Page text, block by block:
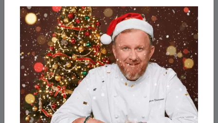
1 сезон 8 серия
В этом выпуске «Молодым ножам» предстоит